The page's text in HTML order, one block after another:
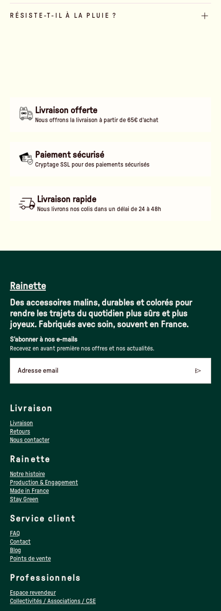
RÉSISTE-T-IL À LA PLUIE ?
Livraison offerte
Nous offrons la livraison à partir de 65€ d'achat
Paiement sécurisé
Cryptage SSL pour des paiements sécurisés
Livraison rapide
Nous livrons nos colis dans un délai de 24 à 48h
Rainette
Des accessoires malins, durables et colorés pour
rendre les trajets du quotidien plus sûrs et plus
joyeux. Fabriqués avec soin, souvent en France.
S'abonner à nos e-mails
Recevez en avant première nos offres et nos actualités.
Adresse email
Livraison
Livraison
Retours
Nous contacter
Rainette
Notre histoire
Production & Engagement
Made in France
Stay Green
Service client
FAQ
Contact
Blog
Points de vente
Professionnels
Espace revendeur
Collectivités / Associations / CSE